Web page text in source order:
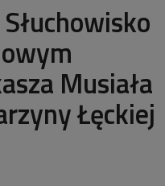
Musiała
Łęckiej